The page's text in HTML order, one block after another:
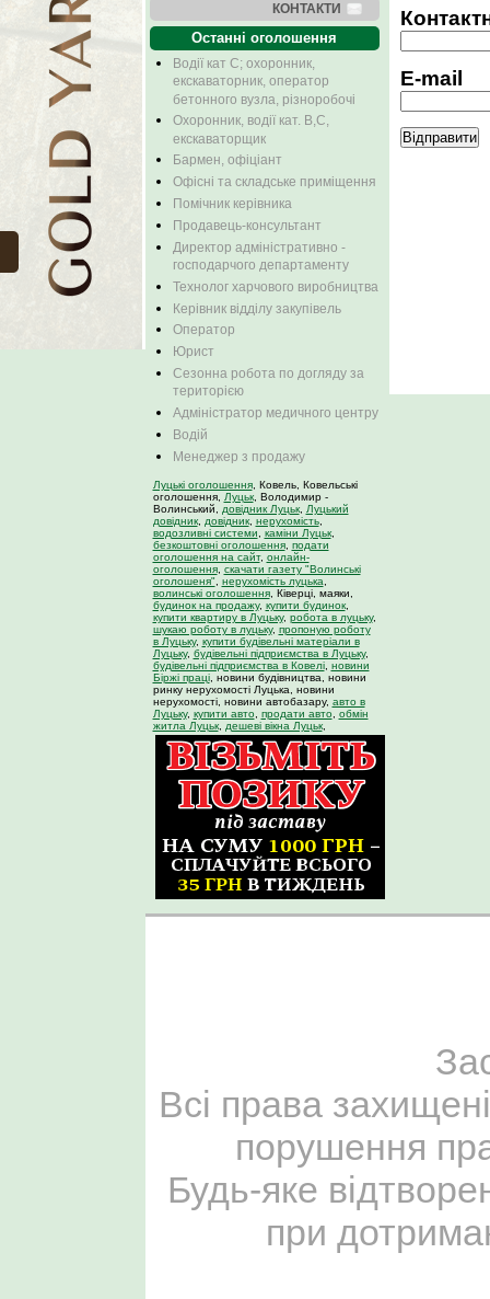
КОНТАКТИ
Останні оголошення
Водії кат С; охоронник,
екскаваторник, оператор
бетонного вузла, різноробочі
Охоронник, водії кат. В,С,
екскаваторщик
Бармен, офіціант
Офісні та складське приміщення
Помічник керівника
Продавець-консультант
Директор адміністративно -
господарчого департаменту
Технолог харчового виробництва
Керівник відділу закупівель
Оператор
Юрист
Сезонна робота по догляду за
територією
Адміністратор медичного центру
Водій
Менеджер з продажу
Луцькі оголошення, Ковель, Ковельські
оголошення, Луцьк, Володимир -
Волинський, довідник Луцьк, Луцький
довідник, довідник, нерухомість,
водозливні системи, каміни Луцьк,
безкоштовні оголошення, подати
оголошення на сайт, онлайн-
оголошення, скачати газету "Волинські
оголошеня", нерухомість луцька,
волинські оголошення, Ківерці, маяки,
будинок на продажу, купити будинок,
купити квартиру в Луцьку, робота в луцьку,
шукаю роботу в луцьку, пропоную роботу
в Луцьку, купити будівельні матеріали в
Луцьку, будівельні підприємства в Луцьку,
будівельні підприємства в Ковелі, новини
Біржі праці, новини будівництва, новини
ринку нерухомості Луцька, новини
нерухомості, новини автобазару, авто в
Луцьку, купити авто, продати авто, обмін
житла Луцьк, дешеві вікна Луцьк,
E-mail
Всі права
порушення
Будь-яке
при